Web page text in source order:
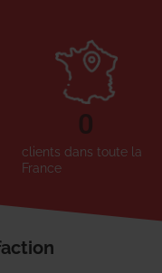
clients dans toute la
France
0